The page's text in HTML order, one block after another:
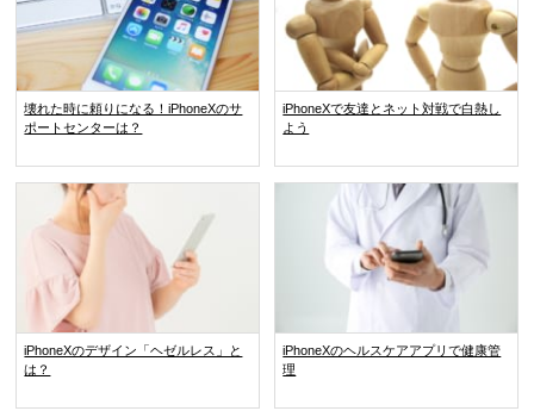
壊れた時に頼りになる！iPhoneXのサ
ポートセンターは？
iPhoneXで友達とネット対戦で白熱し
よう
iPhoneXのデザイン「ヘゼルレス」と
は？
iPhoneXのヘルスケアアプリで健康管
理